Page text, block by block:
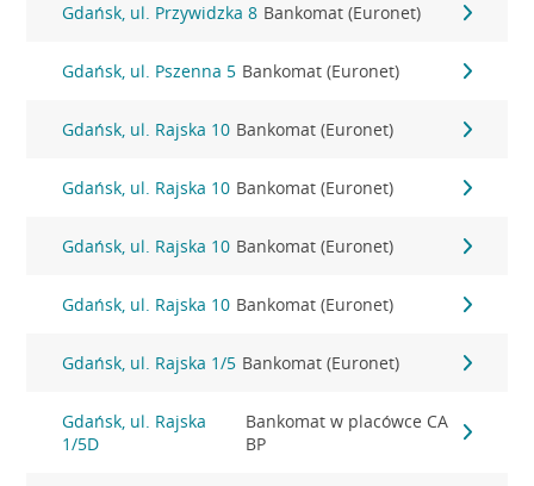
Gdańsk, ul. Przywidzka 8 Bankomat (Euronet)
Gdańsk, ul. Pszenna 5 Bankomat (Euronet)
Gdańsk, ul. Rajska 10 Bankomat (Euronet)
Gdańsk, ul. Rajska 10 Bankomat (Euronet)
Gdańsk, ul. Rajska 10 Bankomat (Euronet)
Gdańsk, ul. Rajska 10 Bankomat (Euronet)
Gdańsk, ul. Rajska 1/5 Bankomat (Euronet)
Gdańsk, ul. Rajska
1/5D
Bankomat w placówce CA
BP